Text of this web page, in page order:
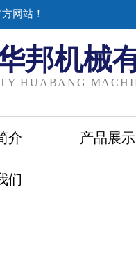
网站！
邦机械
HUABANG
介 产品展示
们